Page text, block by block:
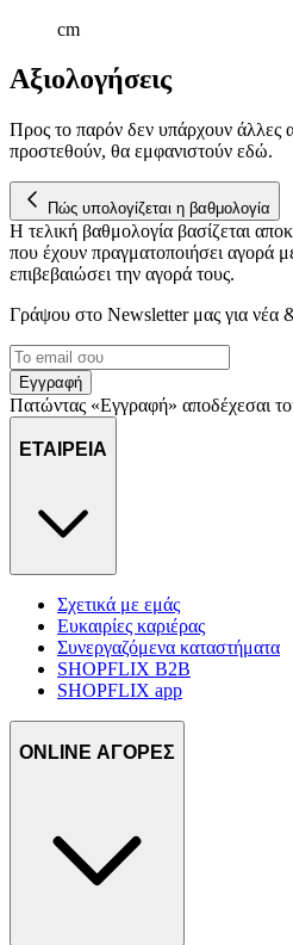
cm
Αξιολογήσεις
Προς το παρόν δεν υπάρχουν άλλες
προστεθούν, θα εμφανιστούν εδώ.
Πώς υπολογίζεται η βαθμολογία
Η τελική βαθμολογία βασίζεται
που έχουν πραγματοποιήσει
επιβεβαιώσει την αγορά τους.
Γράψου στο Νewsletter μας για νέα
Εγγραφή
Πατώντας «Εγγραφή» αποδέχεσαι
ΕΤΑΙΡΕΙΑ
Σχετικά με εμάς
Ευκαιρίες καριέρας
Συνεργαζόμενα καταστήματα
SHOPFLIX B2B
SHOPFLIX app
ONLINE ΑΓΟΡΕΣ